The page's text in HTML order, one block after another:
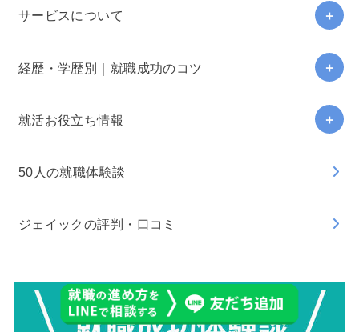
サービスについて
経歴・学歴別｜就職成功のコツ
就活お役立ち情報
50人の就職体験談
ジェイックの評判・口コミ